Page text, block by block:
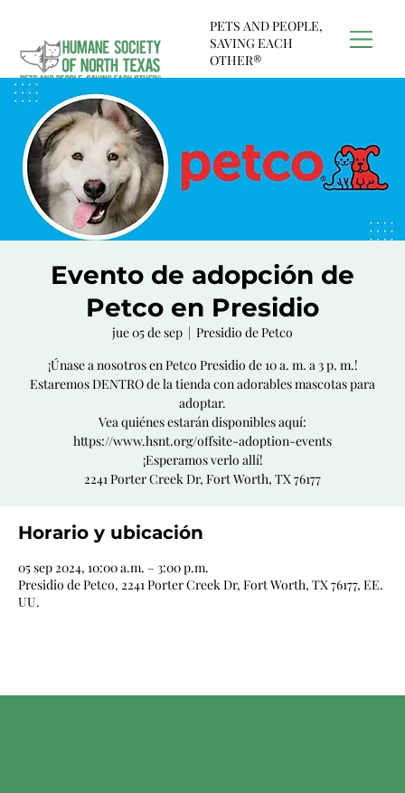
PETS AND PEOPLE,
SAVING EACH
OTHER®
Evento de adopción de
Petco en Presidio
jue 05 de sep
  |
Presidio de Petco
¡Únase a nosotros en Petco Presidio de 10 a. m. a 3 p. m.!
Estaremos DENTRO de la tienda con adorables mascotas para
adoptar.
Vea quiénes estarán disponibles aquí:
https://www.hsnt.org/offsite-adoption-events
¡Esperamos verlo allí!
2241 Porter Creek Dr, Fort Worth, TX 76177
Horario y ubicación
05 sep 2024, 10:00 a.m. – 3:00 p.m.
Presidio de Petco, 2241 Porter Creek Dr, Fort Worth, TX 76177, EE.
UU.